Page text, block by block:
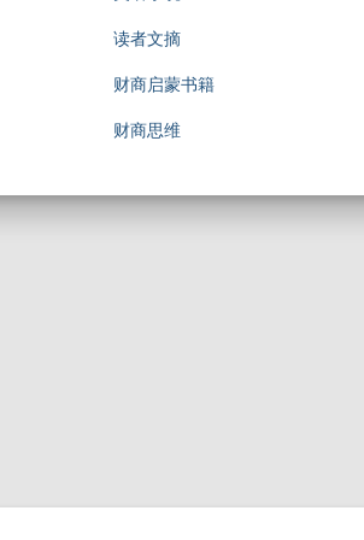
读者文摘
财商启蒙书籍
财商思维